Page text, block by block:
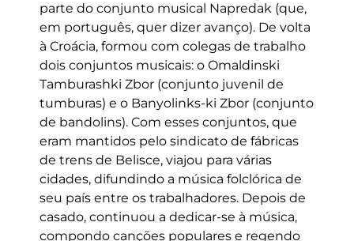
parte do conjunto musical Napredak (que,
em português, quer dizer avanço). De volta
à Croácia, formou com colegas de trabalho
dois conjuntos musicais: o Omaldinski
Tamburashki Zbor (conjunto juvenil de
tumburas) e o Banyolinks-ki Zbor (conjunto
de bandolins). Com esses conjuntos, que
eram mantidos pelo sindicato de fábricas
de trens de Belisce, viajou para várias
cidades, difundindo a música folclórica de
seu país entre os trabalhadores. Depois de
casado, continuou a dedicar-se à música,
compondo canções populares e regendo